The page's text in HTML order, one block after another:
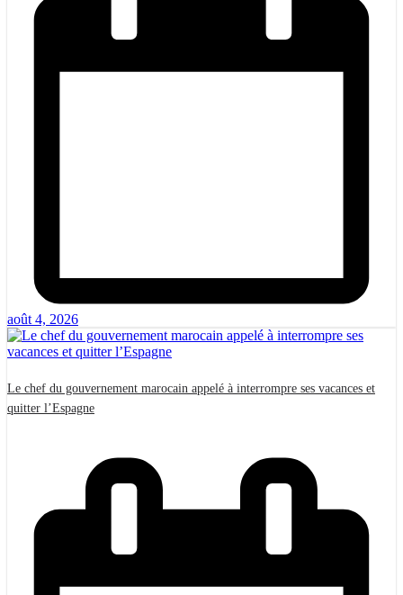
août 4, 2026
Le chef du gouvernement marocain appelé à interrompre ses vacances et
quitter l’Espagne